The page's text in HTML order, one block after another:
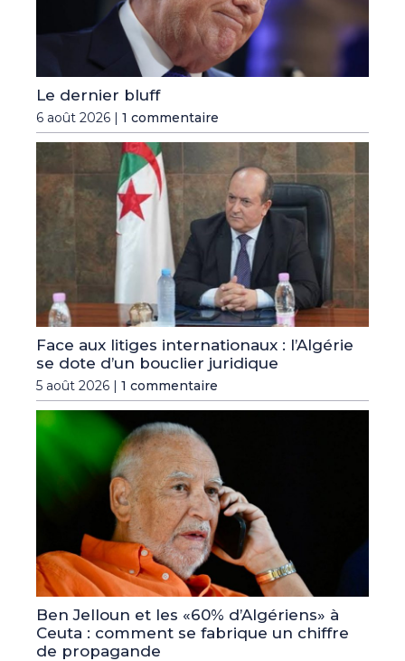
Le dernier bluff
6 août 2026 | 1 commentaire
Face aux litiges internationaux : l’Algérie
se dote d’un bouclier juridique
5 août 2026 | 1 commentaire
Ben Jelloun et les «60% d’Algériens» à
Ceuta : comment se fabrique un chiffre
de propagande